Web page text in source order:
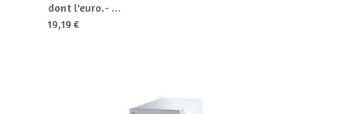
dont l'euro.- ...
19,19 €